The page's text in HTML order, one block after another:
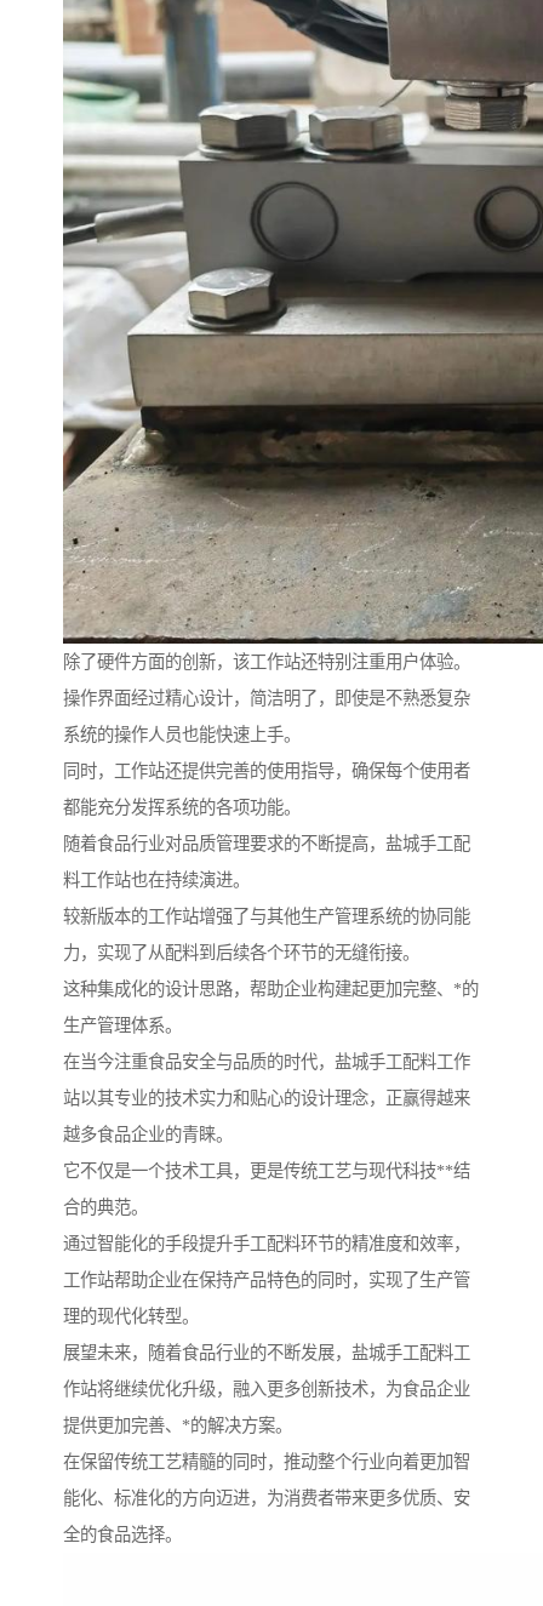
除了硬件方面的创新，该工作站还特别注重用户体验。
操作界面经过精心设计，简洁明了，即使是不熟悉复杂
系统的操作人员也能快速上手。
同时，工作站还提供完善的使用指导，确保每个使用者
都能充分发挥系统的各项功能。
随着食品行业对品质管理要求的不断提高，盐城手工配
料工作站也在持续演进。
较新版本的工作站增强了与其他生产管理系统的协同能
力，实现了从配料到后续各个环节的无缝衔接。
这种集成化的设计思路，帮助企业构建起更加完整、*的
生产管理体系。
在当今注重食品安全与品质的时代，盐城手工配料工作
站以其专业的技术实力和贴心的设计理念，正赢得越来
越多食品企业的青睐。
它不仅是一个技术工具，更是传统工艺与现代科技**结
合的典范。
通过智能化的手段提升手工配料环节的精准度和效率，
工作站帮助企业在保持产品特色的同时，实现了生产管
理的现代化转型。
展望未来，随着食品行业的不断发展，盐城手工配料工
作站将继续优化升级，融入更多创新技术，为食品企业
提供更加完善、*的解决方案。
在保留传统工艺精髓的同时，推动整个行业向着更加智
能化、标准化的方向迈进，为消费者带来更多优质、安
全的食品选择。